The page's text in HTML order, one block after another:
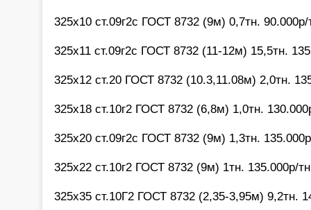
325х10 ст.09г2с ГОСТ 8732 (9м) 0,7тн. 90.000р/
325х11 ст.09г2с ГОСТ 8732 (11-12м) 15,5тн.
325х12 ст.20 ГОСТ 8732 (10.3,11.08м) 2,0тн.
325х18 ст.10г2 ГОСТ 8732 (6,8м) 1,0тн.
325х20 ст.09г2с ГОСТ 8732 (9м) 1,3тн.
325х22 ст.10г2 ГОСТ 8732 (9м) 1тн. 135.000р/
325х35 ст.10Г2 ГОСТ 8732 (2,35-3,95м) 9,2тн.